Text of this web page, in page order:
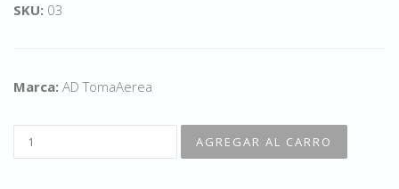
SKU: 03
Marca: AD TomaAerea